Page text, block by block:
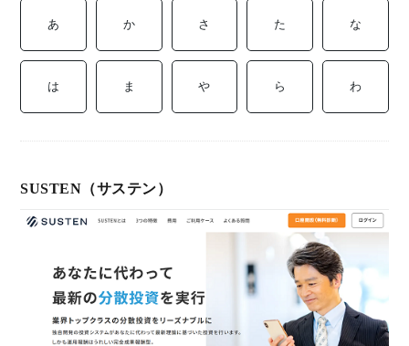
当に
げる
済
み
用
語
コラ
あ か さ た な
は ま や ら わ
SUSTEN（サステン）